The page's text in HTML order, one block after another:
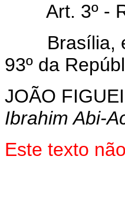
Art. 3º -
Brasília,
93º da
JOÃO
Ibrahim Abi-
Este texto